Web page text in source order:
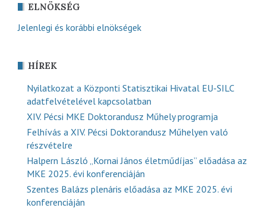
ELNÖKSÉG
Jelenlegi és korábbi elnökségek
HÍREK
Nyilatkozat a Központi Statisztikai Hivatal EU-SILC
adatfelvételével kapcsolatban
XIV. Pécsi MKE Doktorandusz Műhely programja
Felhívás a XIV. Pécsi Doktorandusz Műhelyen való
részvételre
Halpern László „Kornai János életműdíjas” előadása az
MKE 2025. évi konferenciáján
Szentes Balázs plenáris előadása az MKE 2025. évi
konferenciáján